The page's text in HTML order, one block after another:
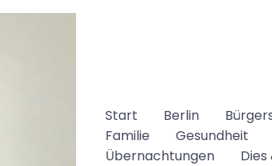
Start Berlin
Familie
Gesundheit
Übernachtungen
Dies